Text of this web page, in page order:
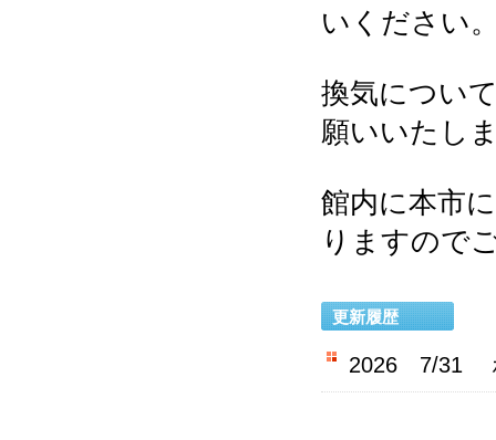
いください
換気につい
願いいたし
館内に本市
りますので
更新履歴
2026 7/31 ホ